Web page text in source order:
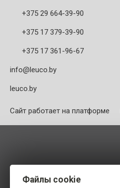
+375 29 664-39-90
+375 17 379-39-90
+375 17 361-96-67
info@leuco.by
leuco.by
Сайт работает на платформе
Файлы cookie